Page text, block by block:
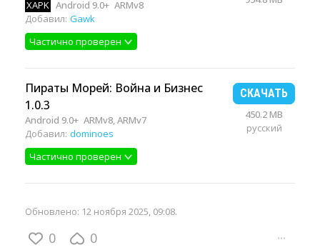
XAPK Android 9.0+ ARMv8
Добавил: Gawk
Частично проверен
Пираты Морей: Война и Бизнес
1.0.3
Android 9.0+ ARMv8, ARMv7
Добавил: dominoes
Частично проверен
СКАЧАТЬ
450.2 MB
русский
Обновлено: 12 ноября 2025, 09:08.
0 0 ···